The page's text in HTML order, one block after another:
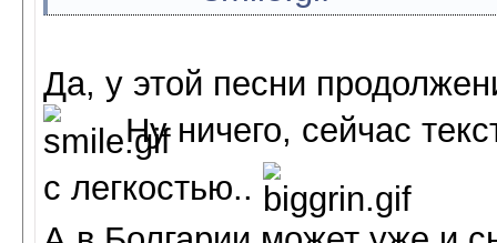
Да, у этой песни
Ну ничего, сейчас
с легкостью..